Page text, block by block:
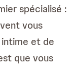
spécialisé :
vous
et de
que vous